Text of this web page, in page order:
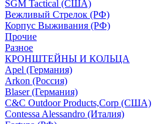
SGM Tactical (США)
Вежливый Стрелок (РФ)
Корпус Выживания (РФ)
Прочие
Разное
КРОНШТЕЙНЫ И КОЛЬЦА
Apel (Германия)
Arkon (Россия)
Blaser (Германия)
C&C Outdoor Products,Corp (США)
Contessa Alessandro (Италия)